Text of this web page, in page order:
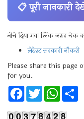
📋 पूरी
नीचे दिया गया लिंक जरुर चेक
लेटेस्ट सरकारी नौकरी
Please share this page
for you.
FacebookTwitter